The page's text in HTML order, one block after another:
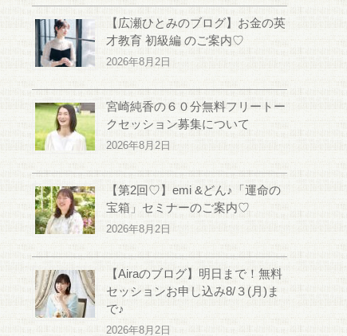
【広瀬ひとみのブログ】お金の英
才教育 初級編 のご案内♡
2026年8月2日
宮崎純香の６０分無料フリートー
クセッション募集について
2026年8月2日
【第2回♡】emi &どん♪「運命の
宝箱」セミナーのご案内♡
2026年8月2日
【Airaのブログ】明日まで！無料
セッションお申し込み8/３(月)ま
で♪
2026年8月2日